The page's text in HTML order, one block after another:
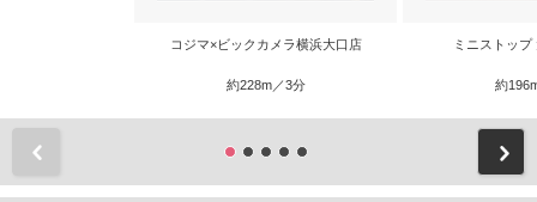
コジマ×ビックカメラ横浜大口店
約228m／3分
ミニストッ
約